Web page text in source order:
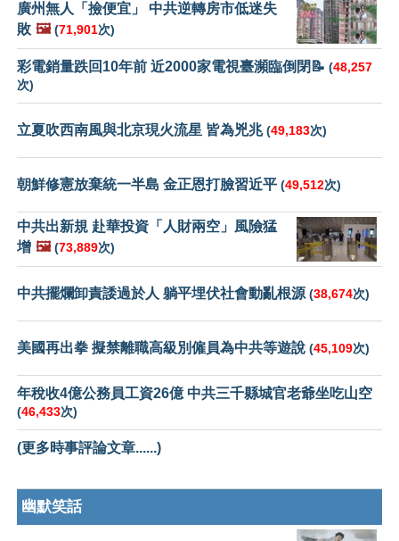
廣州無人「撿便宜」 中共逆轉房市低迷失
敗 🖼️ (71,901次)
彩電銷量跌回10年前 近2000家電視臺瀕臨倒閉📝 (48,257
次)
立夏吹西南風與北京現火流星 皆為兇兆(49,183次)
朝鮮修憲放棄統一半島 金正恩打臉習近平 (49,512次)
中共出新規 赴華投資「人財兩空」風險猛
增 🖼️ (73,889次)
中共擺爛卸責諉過於人 躺平埋伏社會動亂根源 (38,674次)
美國再出拳 擬禁離職高級別僱員為中共等遊說 (45,109次)
年稅收4億公務員工資26億 中共三千縣城官老爺坐吃山空
(46,433次)
(更多時事評論文章......)
幽默笑話